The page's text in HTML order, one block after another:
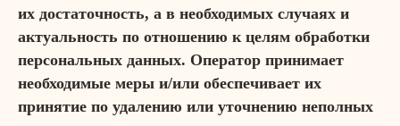
их достаточность, а в необходимых случаях и
актуальность по отношению к целям обработки
персональных данных. Оператор принимает
необходимые меры и/или обеспечивает их
принятие по удалению или уточнению неполных